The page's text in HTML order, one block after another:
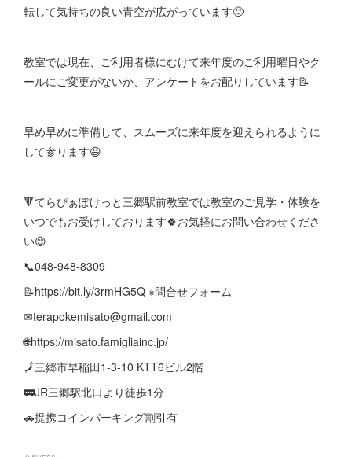
転して気持ちの良い青空が広がっています🙂
教室では現在、ご利用者様にむけて来年度のご利用曜日やク
ールにご変更がないか、アンケートをお配りしています📝
早め早めに準備して、スムーズに来年度を迎えられるように
して参ります😃
🔻てらぴぁぽけっと三郷駅前教室では教室のご見学・体験を
いつでもお受けしております🍀お気軽にお問い合わせくださ
い😊
📞048-948-8309
📝https://bit.ly/3rmHG5Q ※問合せフォーム
✉terapokemisato@gmail.com
🌐https://misato.famigliainc.jp/
🗾三郷市早稲田1-3-10 KTT6ビル2階
🚃JR三郷駅北口より徒歩1分
🚗提携コインパーキング割引有